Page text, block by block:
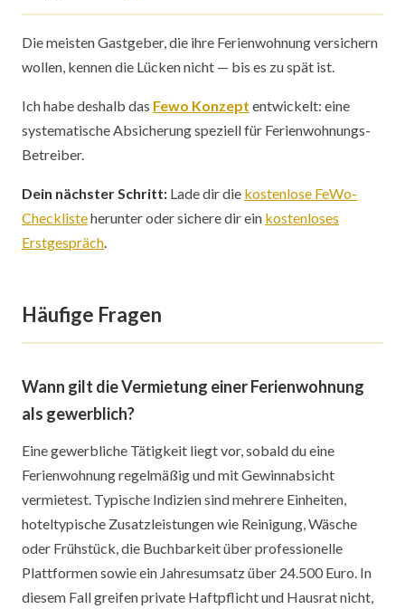
Die meisten Gastgeber, die ihre Ferienwohnung versichern
wollen, kennen die Lücken nicht — bis es zu spät ist.
Ich habe deshalb das Fewo Konzept entwickelt: eine
systematische Absicherung speziell für Ferienwohnungs-
Betreiber.
Dein nächster Schritt: Lade dir die kostenlose FeWo-
Checklisteherunter oder sichere dir ein kostenloses
Erstgespräch.
Häufige Fragen
Wann gilt die Vermietung einer Ferienwohnung
als gewerblich?
Eine gewerbliche Tätigkeit liegt vor, sobald du eine
Ferienwohnung regelmäßig und mit Gewinnabsicht
vermietest. Typische Indizien sind mehrere Einheiten,
hoteltypische Zusatzleistungen wie Reinigung, Wäsche
oder Frühstück, die Buchbarkeit über professionelle
Plattformen sowie ein Jahresumsatz über 24.500 Euro. In
diesem Fall greifen private Haftpflicht und Hausrat nicht,